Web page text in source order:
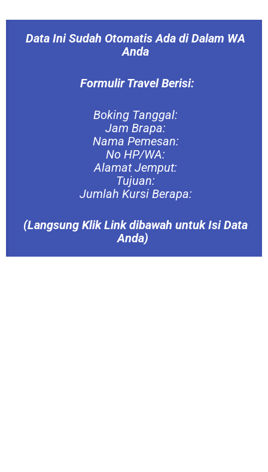
Data Ini Sudah Otomatis Ada di Dalam WA
Anda
Formulir Travel Berisi:
Boking Tanggal:
Jam Brapa:
Nama Pemesan:
No HP/WA:
Alamat Jemput:
Tujuan:
Jumlah Kursi Berapa:
(Langsung Klik Link dibawah untuk Isi Data
Anda)